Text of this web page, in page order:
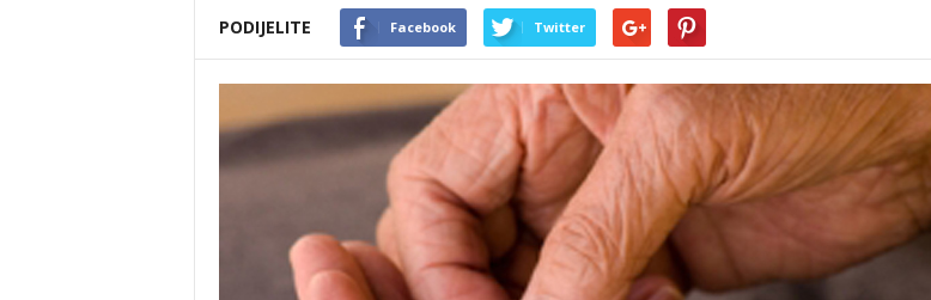
PODIJELITE Facebook Twitter